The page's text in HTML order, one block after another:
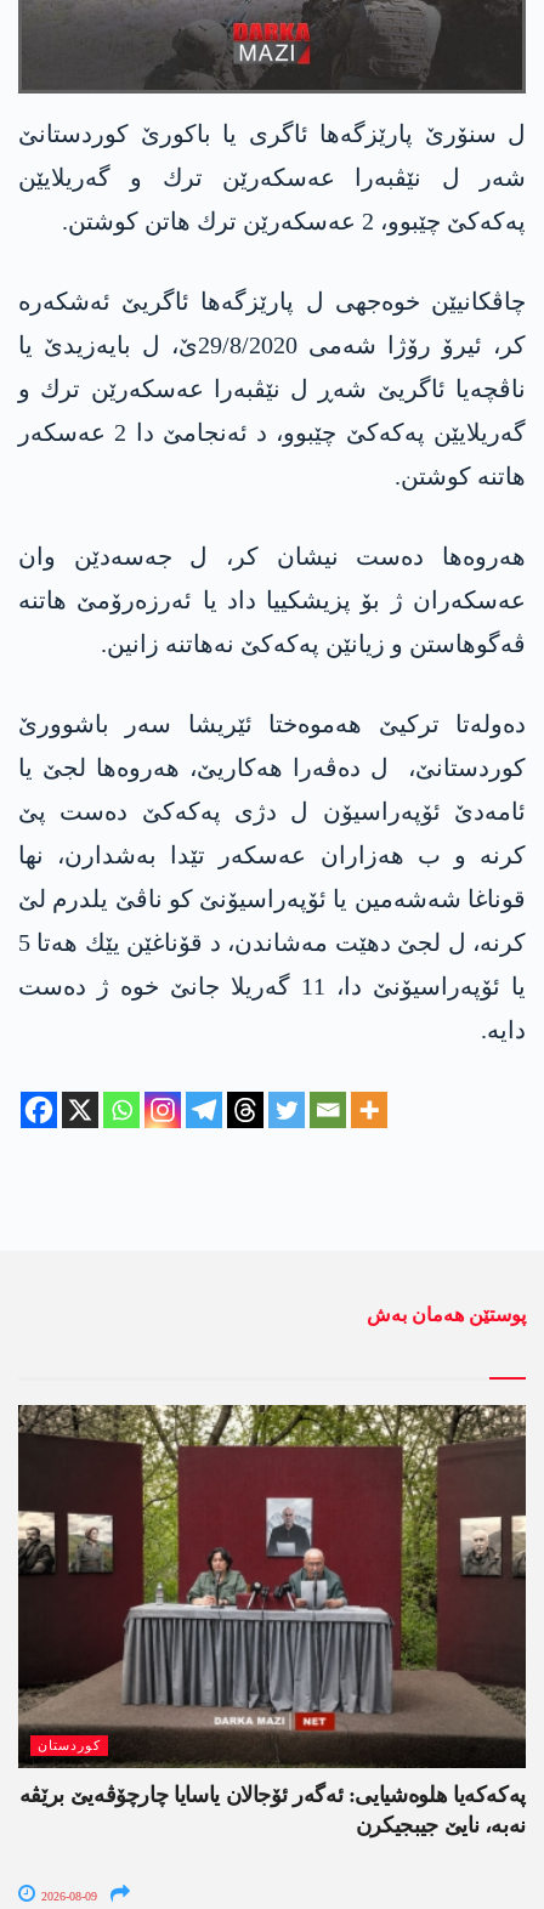
ل سنۆرێ پارێزگه‌ها ئاگری یا باكورێ كوردستانێ
شه‌ر ل نێڤبه‌را عه‌سكه‌رێن ترك و گه‌ریلایێن
په‌كه‌كێ چێبوو، 2 عه‌سكه‌رێن ترك هاتن كوشتن.
چاڤكانیێن خوه‌جهی ل پارێزگه‌ها ئاگریێ ئه‌شكه‌ره‌
كر، ئیرۆ رۆژا شه‌می 29/8/2020ێ، ل بایه‌زیدێ یا
ناڤچه‌یا ئاگریێ شه‌ڕ ل نێڤبه‌را عه‌سكه‌رێن ترك و
گه‌ریلایێن په‌كه‌كێ چێبوو، د ئه‌نجامێ دا 2 عه‌سكه‌ر
هاتنه‌ كوشتن.
هه‌روه‌ها ده‌ست نیشان كر، ل جه‌سه‌دێن وان
عه‌سكه‌ران ژ بۆ پزیشكییا داد یا ئه‌رزه‌رۆمێ هاتنه‌
ڤه‌گوهاستن و زیانێن په‌كه‌كێ نه‌هاتنه‌ زانین.
ده‌وله‌تا تركیێ هه‌موه‌ختا ئێریشا سه‌ر باشوورێ
كوردستانێ، ل ده‌ڤه‌را هه‌كاریێ، هه‌روه‌ها لجێ یا
ئامه‌دێ ئۆپه‌راسیۆن ل دژی په‌كه‌كێ ده‌ست پێ
كرنه‌ و ب هه‌زاران عه‌سكه‌ر تێدا به‌شدارن، نها
قوناغا شه‌شه‌مین یا ئۆپه‌راسیۆنێ كو ناڤێ یلدرم لێ
كرنه‌، ل لجێ دهێت مه‌شاندن، د قۆناغێن یێك هه‌تا 5
یا ئۆپه‌راسیۆنێ دا، 11 گه‌ریلا جانێ خوه‌ ژ ده‌ست
دایه‌.
پوستێن ھەمان بەش
کوردستان
په‌كه‌كه‌یا هلوه‌شیایی: ئەگەر ئۆجالان یاسایا چارچۆڤەیێ برێڤە
نه‌به‌، نایێ جیبجیکرن
2026-08-09